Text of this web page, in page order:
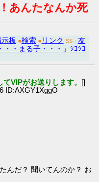
あんたなんか死
板 ■検索 ■ リンク SS： 友
・・まる子・・・」ｼｺｼｺ
VIPがお送りします。 []
ID:AXGY1XggO
んだ？ 聞いてんのか？ お